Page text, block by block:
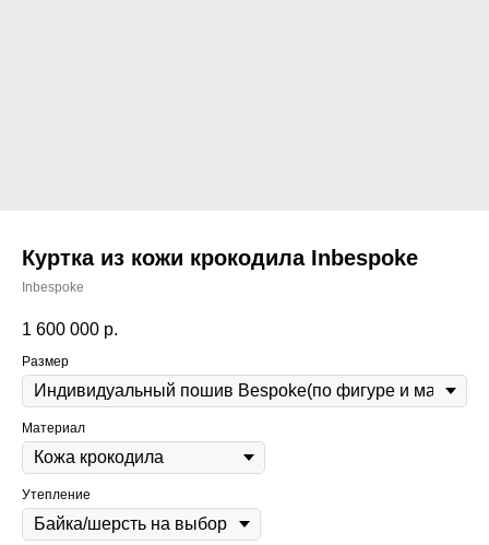
Куртка из кожи крокодила Inbespoke
Inbespoke
1 600 000 р.
Размер
Материал
Утепление